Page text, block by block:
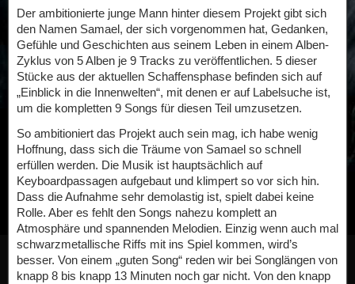
Der ambitionierte junge Mann hinter diesem Projekt gibt sich
den Namen Samael, der sich vorgenommen hat, Gedanken,
Gefühle und Geschichten aus seinem Leben in einem Alben-
Zyklus von 5 Alben je 9 Tracks zu veröffentlichen. 5 dieser
Stücke aus der aktuellen Schaffensphase befinden sich auf
„Einblick in die Innenwelten“, mit denen er auf Labelsuche ist,
um die kompletten 9 Songs für diesen Teil umzusetzen.
So ambitioniert das Projekt auch sein mag, ich habe wenig
Hoffnung, dass sich die Träume von Samael so schnell
erfüllen werden. Die Musik ist hauptsächlich auf
Keyboardpassagen aufgebaut und klimpert so vor sich hin.
Dass die Aufnahme sehr demolastig ist, spielt dabei keine
Rolle. Aber es fehlt den Songs nahezu komplett an
Atmosphäre und spannenden Melodien. Einzig wenn auch mal
schwarzmetallische Riffs mit ins Spiel kommen, wird’s
besser. Von einem „guten Song“ reden wir bei Songlängen von
knapp 8 bis knapp 13 Minuten noch gar nicht. Von den knapp